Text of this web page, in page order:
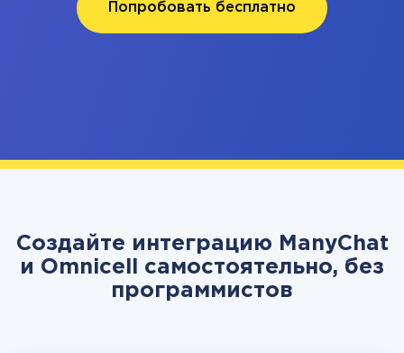
Попробовать бесплатно
Создайте интеграцию ManyChat
и Omnicell самостоятельно, без
программистов